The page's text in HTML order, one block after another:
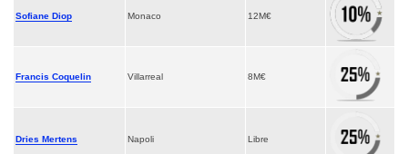
Sofiane Diop Monaco 12M€
Francis Coquelin Villarreal 8M€
Dries Mertens Napoli Libre